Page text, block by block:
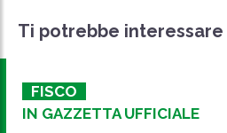
Ti potrebbe interessare
FISCO
IN GAZZETTA UFFICIALE